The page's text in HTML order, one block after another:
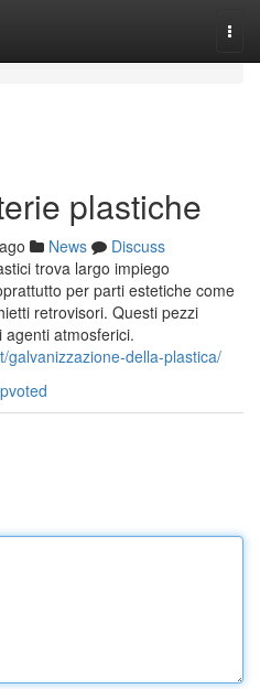
plastiche
News
Discuss
trova largo impiego
per parti estetiche come
retrovisori. Questi pezzi
atmosferici.
galvanizzazione-della-plastica/